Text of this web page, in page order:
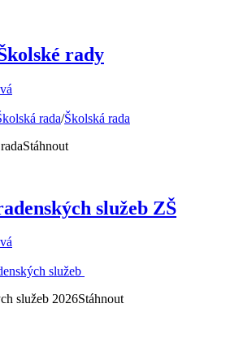
rady
rada/Školská rada
Školské
služeb ZŠ
služeb
služeb 2026Stáhnout